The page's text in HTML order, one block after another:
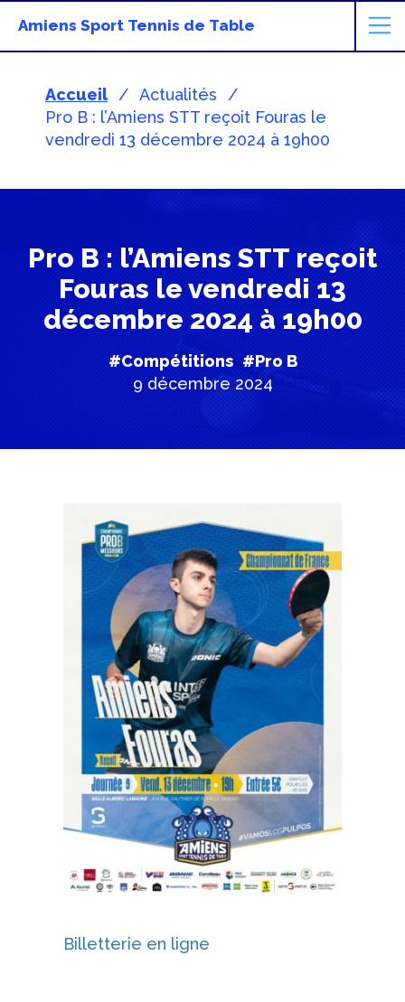
Amiens Sport Tennis de Table
Accueil
Actualités
Pro B : l’Amiens STT reçoit Fouras le
vendredi 13 décembre 2024 à 19h00
Pro B : l’Amiens STT reçoit
Fouras le vendredi 13
décembre 2024 à 19h00
#Compétitions #Pro B
9 décembre 2024
Billetterie en ligne